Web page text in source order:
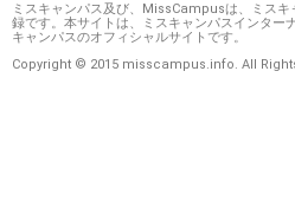
ミスキャンパス及び、MissCampusは、ミス
録です。本サイトは、ミスキャンパスインター
キャンパスのオフィシャルサイトです。
Copyright © 2015 misscampus.info. All